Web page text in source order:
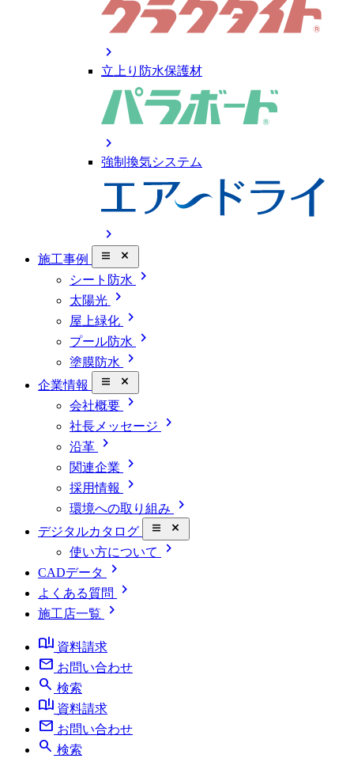
chevron_right
立上り防水保護材
chevron_right
強制換気システム
chevron_right
施工事例 close_small
シート防水 chevron_right
太陽光 chevron_right
屋上緑化 chevron_right
プール防水 chevron_right
塗膜防水 chevron_right
企業情報 close_small
会社概要 chevron_right
社長メッセージ chevron_right
沿革 chevron_right
関連企業 chevron_right
採用情報 chevron_right
環境への取り組み chevron_right
デジタルカタログ close_small
使い方について chevron_right
CADデータ chevron_right
よくある質問 chevron_right
施工店一覧
chevron_right
book_ribbon 資料請求
mail お問い合わせ
search 検索
book_ribbon 資料請求
mail お問い合わせ
search 検索